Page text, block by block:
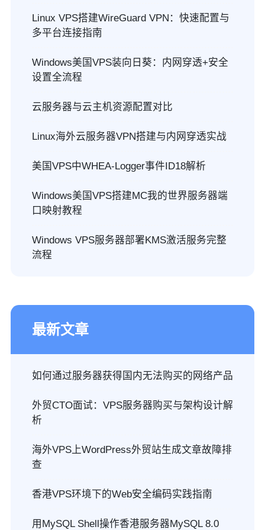
Linux VPS搭建WireGuard VPN：快速配置与
多平台连接指南
Windows美国VPS装向日葵：内网穿透+安全
设置全流程
云服务器与云主机资源配置对比
Linux海外云服务器VPN搭建与内网穿透实战
美国VPS中WHEA-Logger事件ID18解析
Windows美国VPS搭建MC我的世界服务器端
口映射教程
Windows VPS服务器部署KMS激活服务完整
流程
最新文章
如何通过服务器获得国内无法购买的网络产品
外贸CTO面试：VPS服务器购买与架构设计解
析
海外VPS上WordPress外贸站生成文章故障排
查
香港VPS环境下的Web安全编码实践指南
用MySQL Shell操作香港服务器MySQL 8.0